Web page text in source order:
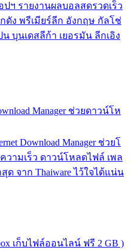
ปฯ รายงานผลบอลสดรวดเร็ว
ง พรีเมียร์ลีก อังกฤษ กัลโช่
น บุนเดสลีก้า เยอรมัน ลีกเอิง
Manager ช่วยดาวน์โห
Download Manager ช่วยโ
วามเร็ว ดาวน์โหลดไฟล์ เพล
จาก Thaiware ไว้ใจได้แน่น
เก็บไฟล์ออนไลน์ ฟรี 2 GB )